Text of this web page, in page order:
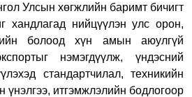
Улсын хөгжлийн баримт бичигт
хандлагад нийцүүлэн улс орон,
болоод хүн амын аюулгүй
нэмэгдүүлж, үндэсний
стандартчилал, техникийн
үнэлгээ, итгэмжлэлийн бодлогоор